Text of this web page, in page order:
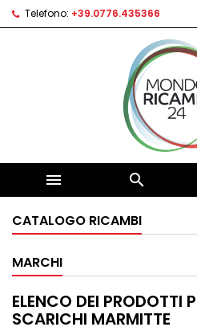
Telefono: +39.0776.435366
 
CATALOGO RICAMBI
MARCHI
ELENCO DEI PRODOTTI
SCARICHI MARMITTE